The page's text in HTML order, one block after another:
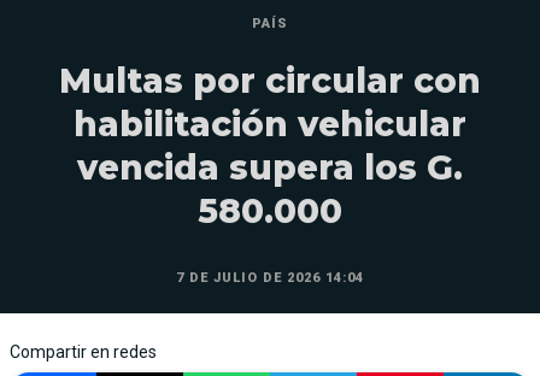
PAÍS
Multas por circular con
habilitación vehicular
vencida supera los G.
580.000
7 DE JULIO DE 2026 14:04
Compartir en redes